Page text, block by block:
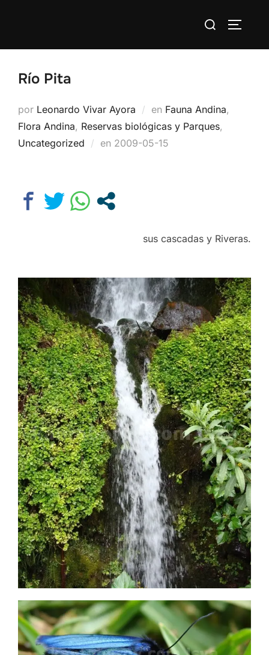
Buscar:
Río Pita
por Leonardo Vivar Ayora en Fauna Andina,
Flora Andina, Reservas biológicas y Parques,
Uncategorized
en Publicado
2009-05-15
sus cascadas y Riveras.